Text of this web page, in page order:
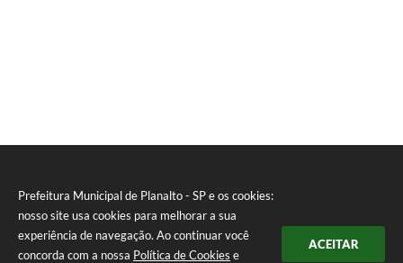
Prefeitura Municipal de Planalto - SP e os cookies:
nosso site usa cookies para melhorar a sua
experiência de navegação. Ao continuar você
concorda com a nossa Política de Cookies e
ACEITAR